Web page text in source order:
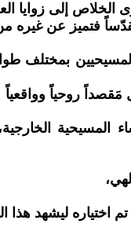
إلى زوايا
فتميز عن غيره من
بمختلف
مَقصداً روحياً وواقعياً
المسيحية
تم اختياره ليشهد